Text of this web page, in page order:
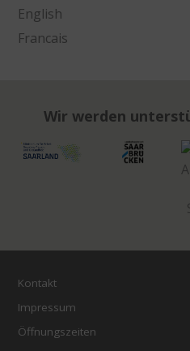
English
Francais
Wir werden
Kontakt
Impressum
Öffnungszeiten